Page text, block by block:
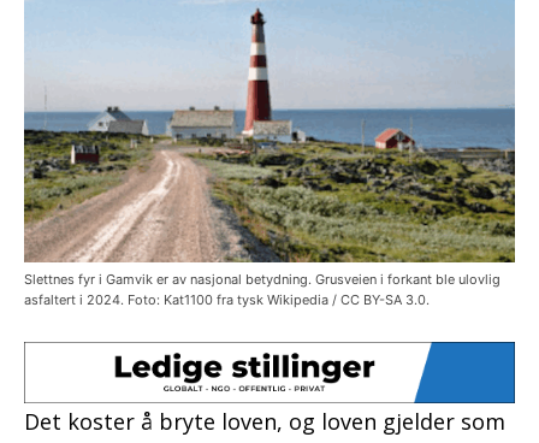
Slettnes fyr i Gamvik er av nasjonal betydning. Grusveien i forkant ble ulovlig
asfaltert i 2024. Foto: Kat1100 fra tysk Wikipedia / CC BY-SA 3.0.
Det koster å bryte loven, og loven gjelder som